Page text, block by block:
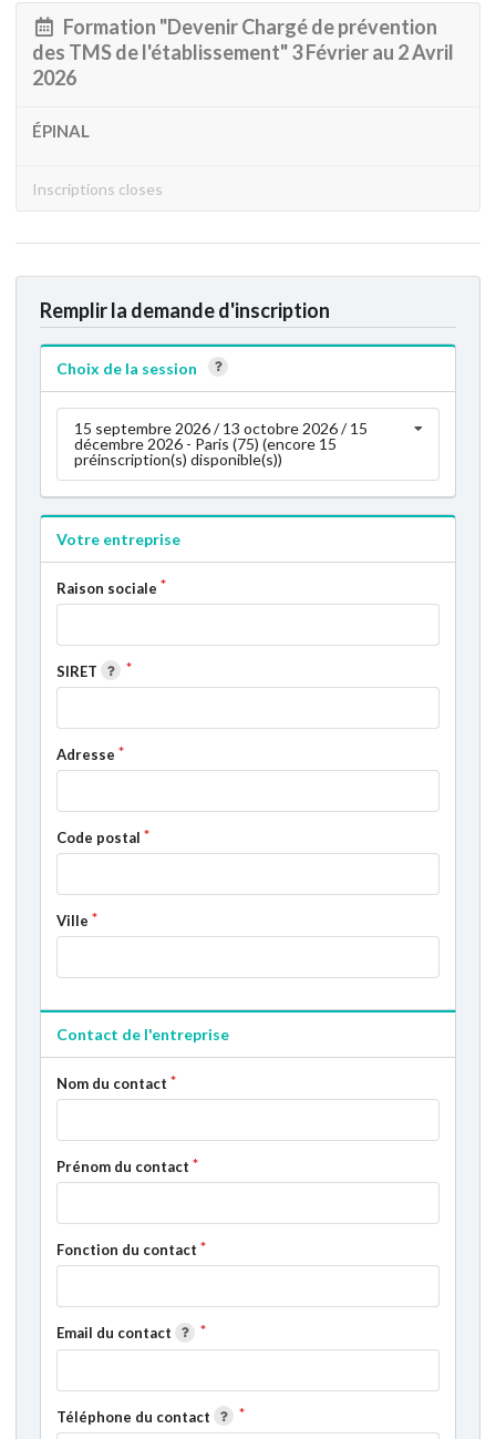
Formation "Devenir Chargé de prévention
des TMS de l'établissement" 3 Février au 2 Avril
2026
ÉPINAL
Inscriptions closes
Remplir la demande d'inscription
Choix de la session
15 septembre 2026 / 13 octobre 2026 / 15
décembre 2026 - Paris (75) (encore 15
préinscription(s) disponible(s))
Votre entreprise
Raison sociale
SIRET
Adresse
Code postal
Ville
Contact de l'entreprise
Nom du contact
Prénom du contact
Fonction du contact
Email du contact
Téléphone du contact